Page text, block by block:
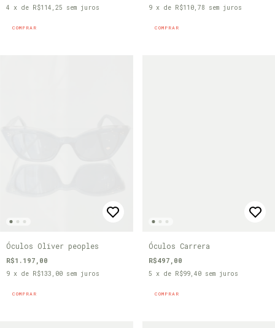
4 x de R$114,25 sem juros
COMPRAR
9 x de R$110,78 sem juros
COMPRAR
Óculos Oliver peoples
R$1.197,00
9 x de R$133,00 sem juros
COMPRAR
Óculos Carrera
R$497,00
5 x de R$99,40 sem juros
COMPRAR